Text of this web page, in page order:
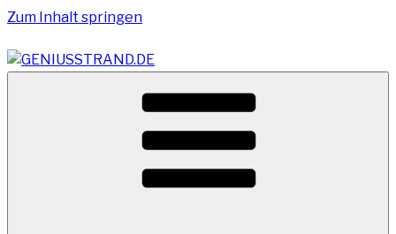
Zum Inhalt springen
GENIUSSTRAND.DE
Vom Geniusstrand zum JadeWeserPort/Container
Terminal Wilhelmshaven